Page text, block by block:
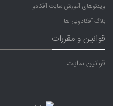
ویدئوهای آموزش سایت آفکادو
بلاگ آفکادویی ها!
قوانین و مقررات
قوانین سایت